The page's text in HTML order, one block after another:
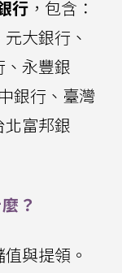
行 ，包含：
大銀行、
永豐銀
銀行、臺灣
富邦銀
？
與提領。